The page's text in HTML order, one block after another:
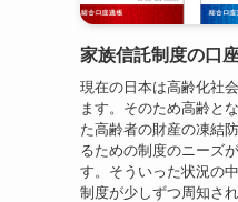
家族信託制度の口
現在の日本は高齢化社
ます。そのため高齢と
た高齢者の財産の凍結
るための制度のニーズ
す。そういった状況の
制度が少しずつ周知さ